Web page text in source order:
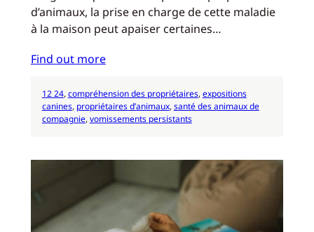
d’animaux, la prise en charge de cette maladie
à la maison peut apaiser certaines…
Find out more
12 24, compréhension des propriétaires, expositions
canines, propriétaires d’animaux, santé des animaux de
compagnie, vomissements persistants